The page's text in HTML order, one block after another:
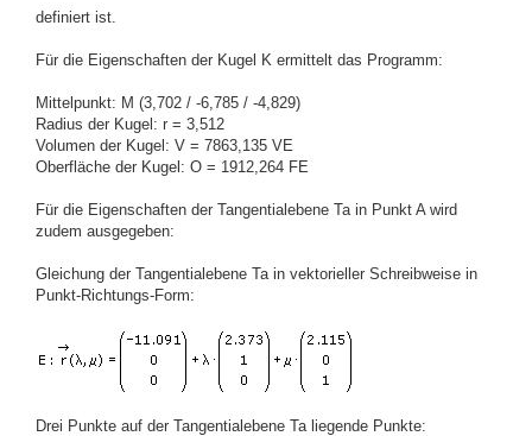
definiert ist.
Für die Eigenschaften der Kugel K ermittelt das Programm:
Mittelpunkt: M (3,702 / -6,785 / -4,829)
Radius der Kugel: r = 3,512
Volumen der Kugel: V = 7863,135 VE
Oberfläche der Kugel: O = 1912,264 FE
Für die Eigenschaften der Tangentialebene Ta in Punkt A wird
zudem ausgegeben:
Gleichung der Tangentialebene Ta in vektorieller Schreibweise in
Punkt-Richtungs-Form:
Drei Punkte auf der Tangentialebene Ta liegende Punkte: